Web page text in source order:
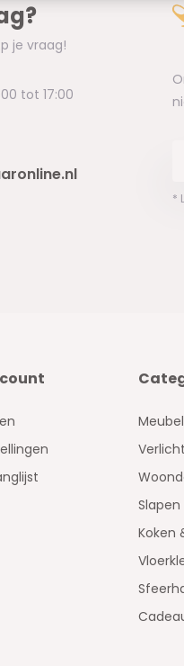
je vraag!
tot 17:00
*
Slapen
Koken